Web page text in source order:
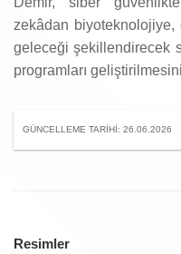
zekâdan
geleceği şekillendirecek
programları
GÜNCELLEME TARIHI: 26.06.2026
Resimler